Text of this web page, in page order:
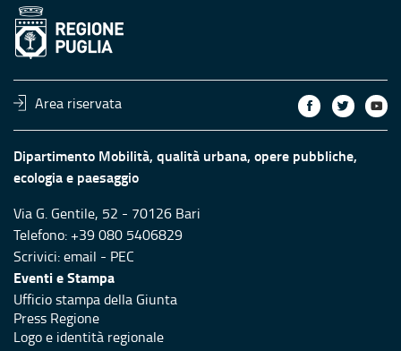
Area riservata
Dipartimento Mobilità, qualità urbana, opere pubbliche,
ecologia e paesaggio
Via G. Gentile, 52 - 70126 Bari
Telefono: +39 080 5406829
Scrivici:email - PEC
Eventi e Stampa
Ufficio stampa della Giunta
Press Regione
Logo e identità regionale